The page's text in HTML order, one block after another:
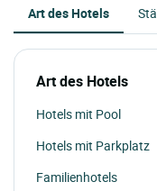
Art des Hotels
Art des Hotels
Hotels mit Pool
Hotels mit Parkplatz
Familienhotels